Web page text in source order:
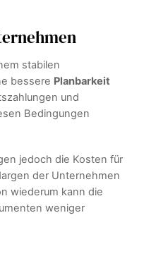
stabilen
bessere Planbarkeit
und
Bedingungen
jedoch die Kosten für
der Unternehmen
wiederum kann die
weniger